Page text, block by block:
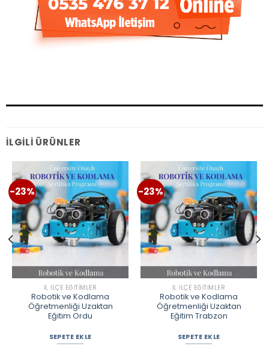
İLGILI ÜRÜNLER
-23%
İL İLÇE EĞITIMLER
Robotik ve Kodlama
Öğretmenliği Uzaktan
Eğitim Ordu
SEPETE EKLE
-23%
İL İLÇE EĞITIMLER
Robotik ve Kodlama
Öğretmenliği Uzaktan
Eğitim Trabzon
SEPETE EKLE